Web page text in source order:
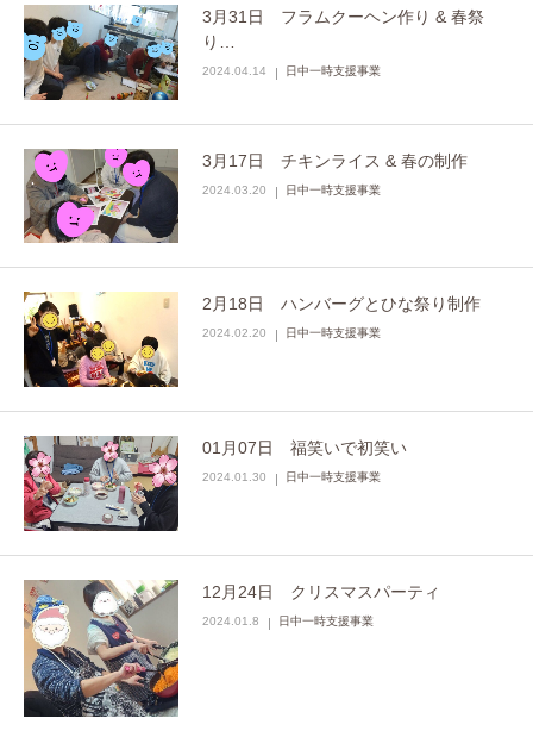
3月31日 フラムクーヘン作り & 春祭
り…
2024.04.14 日中一時支援事業
3月17日 チキンライス & 春の制作
2024.03.20 日中一時支援事業
2月18日 ハンバーグとひな祭り制作
2024.02.20 日中一時支援事業
01月07日 福笑いで初笑い
2024.01.30 日中一時支援事業
12月24日 クリスマスパーティ
2024.01.8 日中一時支援事業